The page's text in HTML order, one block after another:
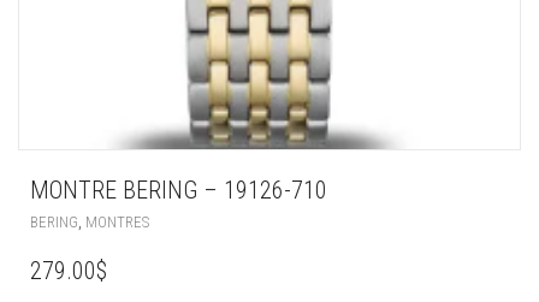
MONTRE BERING – 19126-710
BERING MONTRES
279.00$